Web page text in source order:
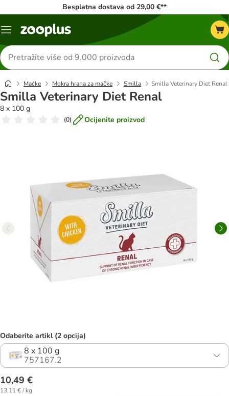
Besplatna dostava od 29,00 €**
Izbornik
Traži
proizvode
Mačke Mokra hrana za mačke Smilla Smilla Veterinary Diet Renal
Smilla Veterinary Diet Renal
8 x 100 g
(0) Ocijenite proizvod
Odaberite artikl (2 opcija)
8 x 100 g
757167.2
10,49 €
13,11 € / kg